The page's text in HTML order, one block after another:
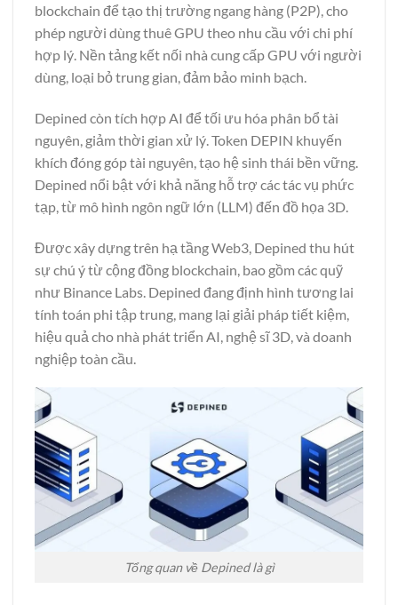
blockchain để tạo thị trường ngang hàng (P2P), cho
phép người dùng thuê GPU theo nhu cầu với chi phí
hợp lý. Nền tảng kết nối nhà cung cấp GPU với người
dùng, loại bỏ trung gian, đảm bảo minh bạch.
Depined còn tích hợp AI để tối ưu hóa phân bổ tài
nguyên, giảm thời gian xử lý. Token DEPIN khuyến
khích đóng góp tài nguyên, tạo hệ sinh thái bền vững.
Depined nổi bật với khả năng hỗ trợ các tác vụ phức
tạp, từ mô hình ngôn ngữ lớn (LLM) đến đồ họa 3D.
Được xây dựng trên hạ tầng Web3, Depined thu hút
sự chú ý từ cộng đồng blockchain, bao gồm các quỹ
như Binance Labs. Depined đang định hình tương lai
tính toán phi tập trung, mang lại giải pháp tiết kiệm,
hiệu quả cho nhà phát triển AI, nghệ sĩ 3D, và doanh
nghiệp toàn cầu.
Tổng quan về Depined là gì